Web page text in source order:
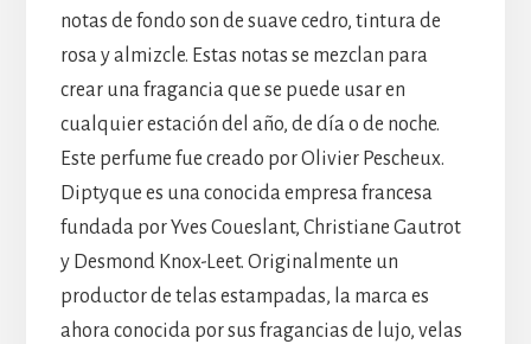
notas de fondo son de suave cedro, tintura de
rosa y almizcle. Estas notas se mezclan para
crear una fragancia que se puede usar en
cualquier estación del año, de día o de noche.
Este perfume fue creado por Olivier Pescheux.
Diptyque es una conocida empresa francesa
fundada por Yves Coueslant, Christiane Gautrot
y Desmond Knox-Leet. Originalmente un
productor de telas estampadas, la marca es
ahora conocida por sus fragancias de lujo, velas